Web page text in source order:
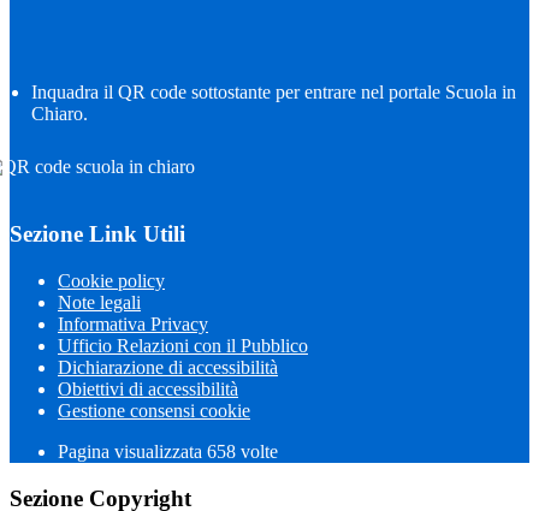
Inquadra il QR code sottostante per entrare nel portale Scuola in
Chiaro.
Sezione Link Utili
Cookie policy
Note legali
Informativa Privacy
Ufficio Relazioni con il Pubblico
Dichiarazione di accessibilità
Obiettivi di accessibilità
Gestione consensi cookie
Pagina visualizzata 658 volte
Sezione Copyright